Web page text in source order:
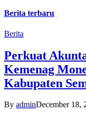
Berita terbaru
Berita
Perkuat
Kemenag
Kabupaten
By adminDecember 18,